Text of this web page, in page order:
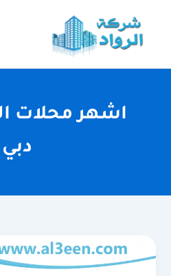
المحتوى
اشهر محلات
دبي